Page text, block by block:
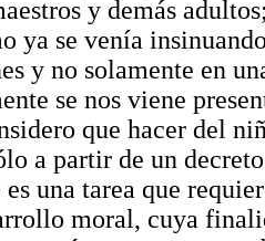
y demás
ya se venía
y no solamente en
se nos viene
que hacer del
a partir de un
una tarea que
moral, cuya